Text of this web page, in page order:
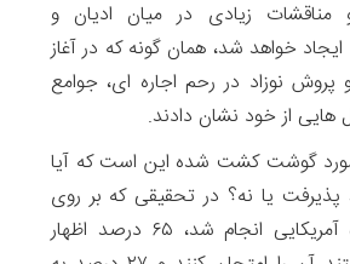
زیادی در میان ادیان و
خواهد شد، همان گونه که در آغاز
پروش نوزاد در رحم اجاره ای، جوامع
از خود نشان دادند.
مورد گوشت کشت شده این است که آیا
پذیرفت یا نه؟ در تحقیقی که بر روی
۶۷۳ مصرف کننده آمریکایی انجام شد، ۶۵ درصد اظهار